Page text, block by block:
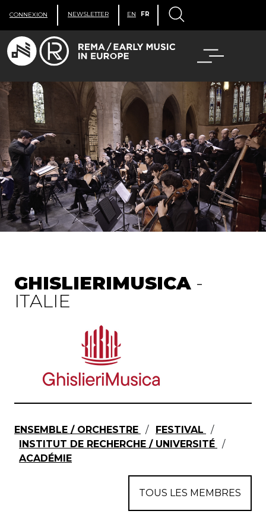
CONNEXION NEWSLETTER EN FR
GHISLIERIMUSICA -
ITALIE
ENSEMBLE / ORCHESTRE / FESTIVAL
/
INSTITUT DE RECHERCHE / UNIVERSITÉ
/
ACADÉMIE
TOUS LES MEMBRES